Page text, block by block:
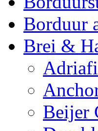
Borduur
Brei &
Beijer